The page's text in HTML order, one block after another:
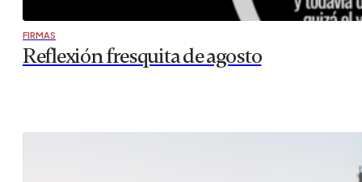
FIRMAS
Reflexión fresquita de agosto